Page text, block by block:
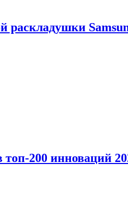
раскладушки
200 инноваций